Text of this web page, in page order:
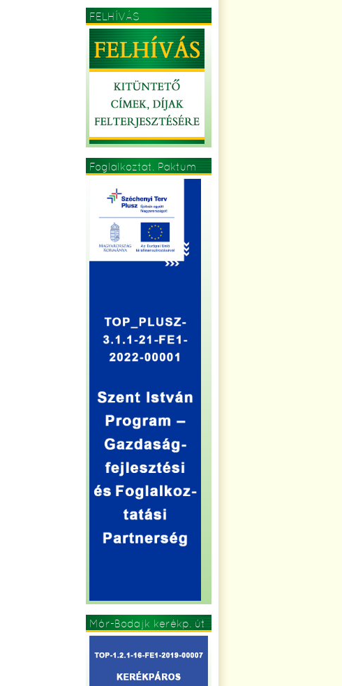
FELHÍVÁS
Foglalkoztat. Paktum
Mór-Bodajk kerékp. út